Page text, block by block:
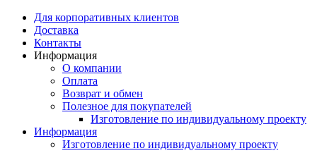
Для корпоративных клиентов
Доставка
Контакты
Информация
О компании
Оплата
Возврат и обмен
Полезное для покупателей
Изготовление по индивидуальному проекту
Информация
Изготовление по индивидуальному проекту